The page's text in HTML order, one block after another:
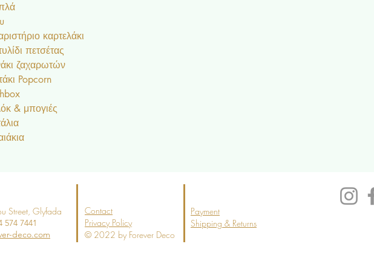
καρτελάκι
πετσέτας
ζαχαρωτών
Popcorn
& μπογιές
Street, Glyfada
574 7441
deco.com
Contact
Privacy Policy
© 2022 by Forever Deco
Payment
Shipping & Returns